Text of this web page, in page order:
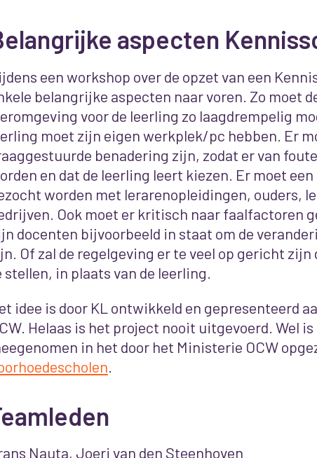
aspecten
een workshop over de opzet van een
belangrijke aspecten naar voren. Zo moet
voor de leerling zo laagdrempelig
moet zijn eigen werkplek/pc hebben. Er
benadering zijn, zodat er van
en dat de leerling leert kiezen. Er moet
worden met lerarenopleidingen, ouders,
Ook moet er kritisch naar faalfactoren
docenten bijvoorbeeld in staat om de
Of zal de regelgeving er te veel op gericht zijn
stellen, in plaats van de leerling.
idee is door KL ontwikkeld en gepresenteerd
Helaas is het project nooit uitgevoerd. Wel
in het door het Ministerie OCW
Nauta, Joeri van den Steenhoven